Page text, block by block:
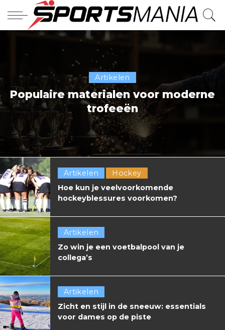
Artikelen
Populaire materialen voor moderne
trofeeën
Artikelen
Hockey
Hoe kun je veelvoorkomende
hockeyblessures voorkomen?
Artikelen
Zo win je een voetbalpool van je
collega’s
Artikelen
Zicht en stijl in de sneeuw: essentials
voor dames op de piste